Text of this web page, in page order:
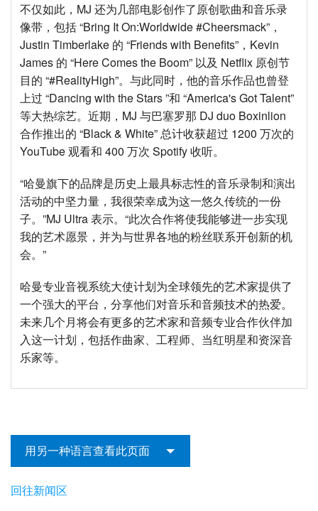
不仅如此，MJ 还为几部电影创作了原创歌曲和音乐录
像带，包括 “Bring It On:Worldwide #Cheersmack”，
Justin Timberlake 的 “Friends with Benefits”，Kevin
James 的 “Here Comes the Boom” 以及 Netflix 原创节
目的 “#RealityHigh”。与此同时，他的音乐作品也曾登
上过 “Dancing with the Stars ”和 “America's Got Talent”
等大热综艺。近期，MJ 与巴塞罗那 DJ duo Boxinlion
合作推出的 “Black & White” 总计收获超过 1200 万次的
YouTube 观看和 400 万次 Spotify 收听。
“哈曼旗下的品牌是历史上最具标志性的音乐录制和演出
活动的中坚力量，我很荣幸成为这一悠久传统的一份
子。”MJ Ultra 表示。“此次合作将使我能够进一步实现
我的艺术愿景，并为与世界各地的粉丝联系开创新的机
会。”
哈曼专业音视系统大使计划为全球领先的艺术家提供了
一个强大的平台，分享他们对音乐和音频技术的热爱。
未来几个月将会有更多的艺术家和音频专业合作伙伴加
入这一计划，包括作曲家、工程师、当红明星和资深音
乐家等。
用另一种语言查看此页面
回往新闻区